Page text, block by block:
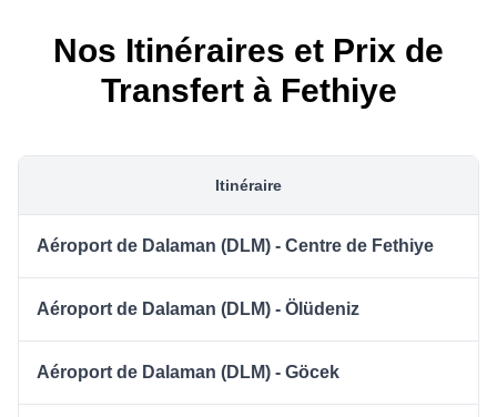
Nos Itinéraires et Prix de
Transfert à Fethiye
Itinéraire
Aéroport de Dalaman (DLM) - Centre de Fethiye
Aéroport de Dalaman (DLM) - Ölüdeniz
Aéroport de Dalaman (DLM) - Göcek